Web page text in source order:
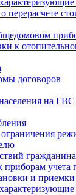
перерасчете
к
договоров
на ГВС
приборам учета
и